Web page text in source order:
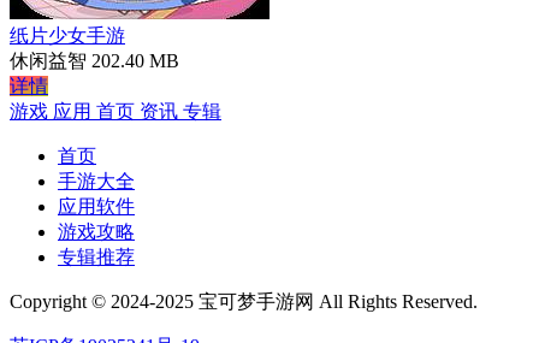
纸片少女手游
休闲益智 202.40 MB
详情
游戏 应用 首页 资讯 专辑
首页
手游大全
应用软件
游戏攻略
专辑推荐
Copyright © 2024-2025 宝可梦手游网 All Rights Reserved.